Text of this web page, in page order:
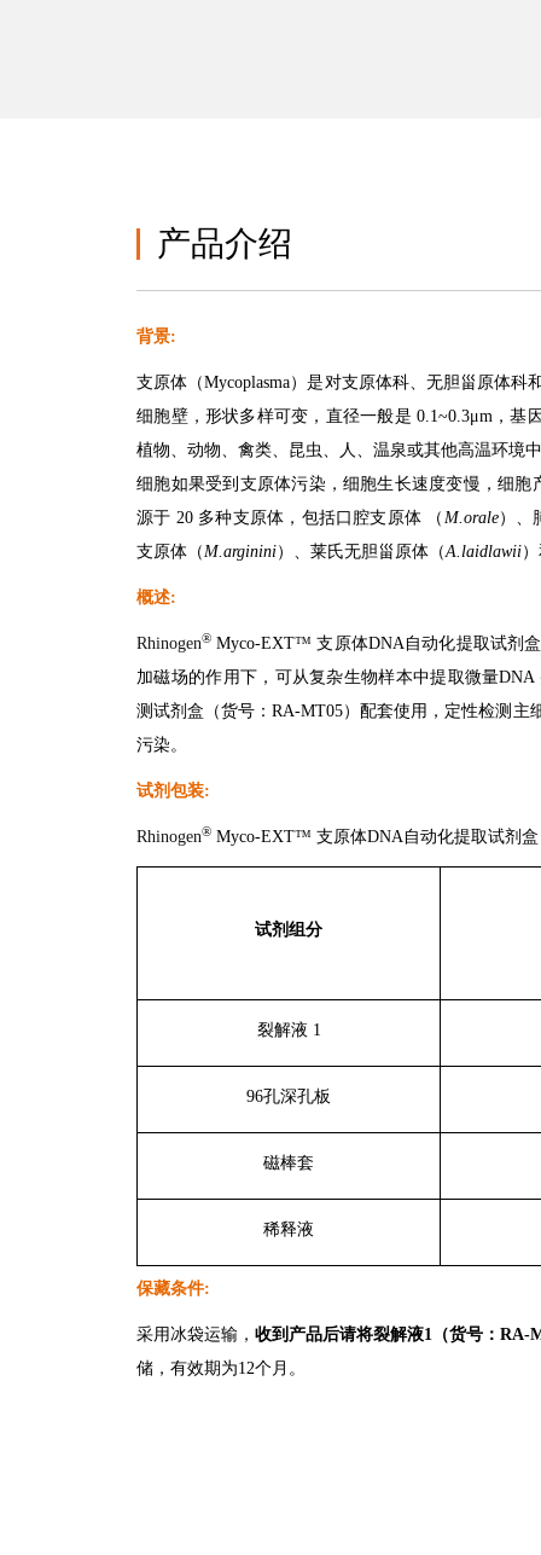
产品介绍
背景:
支原体（Mycoplasma）是对支原体科、无胆甾原体
细胞壁，形状多样可变，直径一般是 0.1~0.3μm，
植物、动物、禽类、昆虫、人、温泉或其他高温环境
细胞如果受到支原体污染，细胞生长速度变慢，细
源于 20 多种支原体，包括口腔支原体 （ M.orale）、
支原体（M.arginini）、莱氏无胆甾原体（A.laidlawii
概述:
Rhinogen® Myco-EXT™支原体DNA自动化提取试剂
加磁场的作用下，可从复杂生物样本中提取微量
测试剂盒（货号：RA-MT05）配套使用，定性检测
污染。
试剂包装:
Rhinogen® Myco-EXT™支原体DNA自动化提取试剂
试剂组分
裂解液 1
96孔深孔板
磁棒套
稀释液
保藏条件:
采用冰袋运输，收到产品后请将裂解液1 （货号：RA-
储，有效期为12个月。